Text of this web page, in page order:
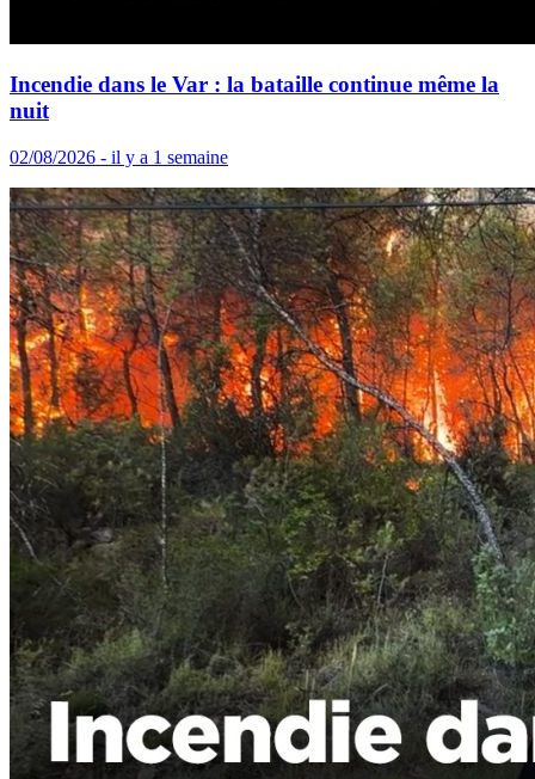
Incendie dans le Var : la bataille continue même la
nuit
02/08/2026 - il y a 1 semaine